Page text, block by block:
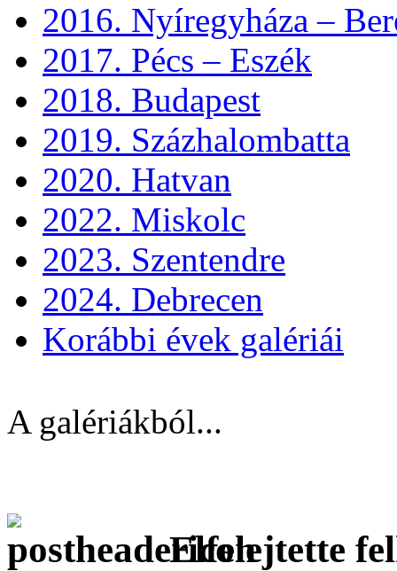
2016. Nyíregyháza –
2017. Pécs – Eszék
2018. Budapest
2019. Százhalombatta
2020. Hatvan
2022. Miskolc
2023. Szentendre
2024. Debrecen
Korábbi évek galériái
A galériákból...
Elfelejtette